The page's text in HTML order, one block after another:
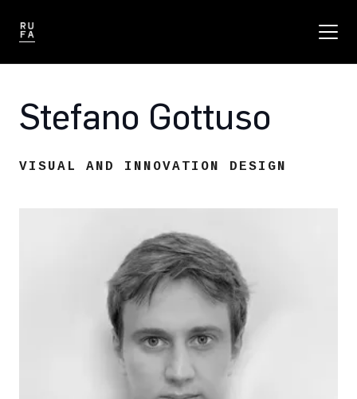
Stefano Gottuso
VISUAL AND INNOVATION DESIGN